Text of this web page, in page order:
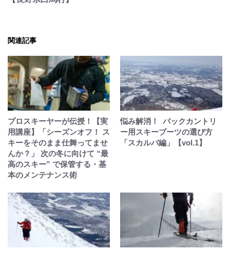
関連記事
プロスキーヤーが伝授！【実
用講座】「シーズンオフ！ ス
キーをそのまま仕舞ってませ
んか？」 次の冬に向けて “最
高のスキー” で保管する・基
本のメンテナンス術
悩み解消！ バックカントリ
ー用スキーブーツの選び方
「スカルバ編」【vol.1】